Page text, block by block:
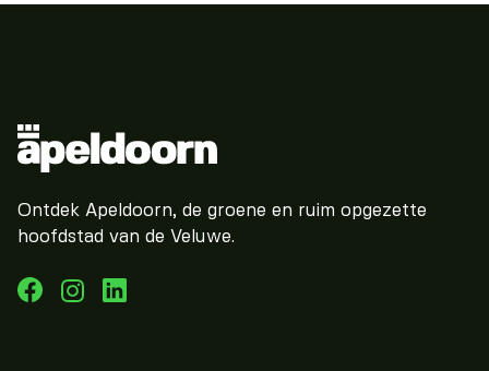
Ontdek Apeldoorn, de groene en ruim opgezette
hoofdstad van de Veluwe.